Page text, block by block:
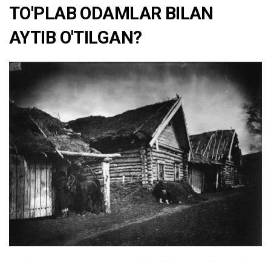
TO'PLAB ODAMLAR BILAN
AYTIB O'TILGAN?